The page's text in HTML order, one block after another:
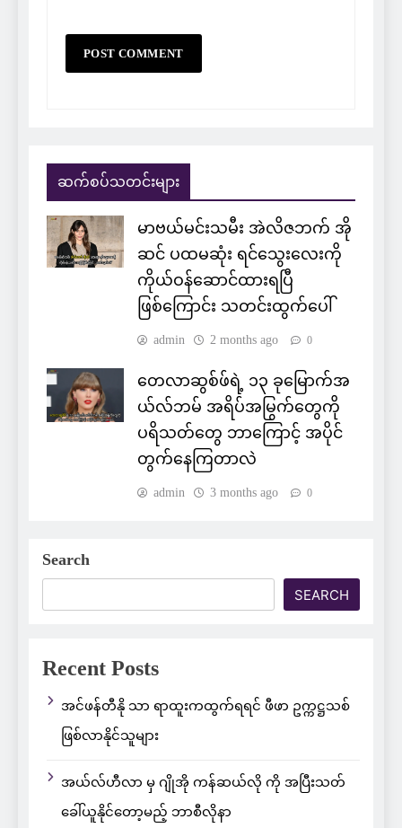
ဆက်စပ်သတင်းများ
မာဗယ်မင်းသမီး အဲလိဇဘက် အို
ဆင် ပထမဆုံး ရင်သွေးလေးကို
ကိုယ်ဝန်ဆောင်ထားရပြီ
ဖြစ်ကြောင်း သတင်းထွက်ပေါ်
admin 2 months ago 0
တေလာဆွစ်ဖ်ရဲ့ ၁၃ ခုမြောက်အ
ယ်လ်ဘမ် အရိပ်အမြွက်တွေကို
ပရိသတ်တွေ ဘာကြောင့် အပိုင်
တွက်နေကြတာလဲ
admin 3 months ago 0
Search
SEARCH
Recent Posts
အင်ဖန်တီနို သာ ရာထူးကထွက်ရရင် ဖီဖာ ဥက္ကဋ္ဌသစ်
ဖြစ်လာနိုင်သူများ
အယ်လ်ဟီလာ မှ ဂျိုအို ကန်ဆယ်လို ကို အပြီးသတ်
ခေါ်ယူနိုင်တော့မည့် ဘာစီလိုနာ